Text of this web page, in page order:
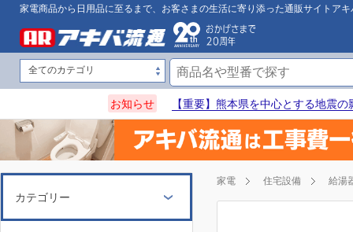
家電商品から日用品に至るまで、お客さまの生活に寄り添った通販サイトアキ
お知らせ 【重要】熊本県を中心とする地震
家電 住宅設備 給湯
カテゴリー